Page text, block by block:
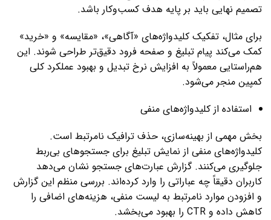
تصمیم نهایی باید بر پایه هدف کسب‌وکار باشد.
برای مثال، تفکیک کلیدواژه‌های «آگاهی»، «مقایسه» و «خرید»
کمک می‌کند پیام تبلیغ و صفحه فرود دقیق‌تر طراحی شوند. این
هم‌راستایی معمولاً به افزایش نرخ تبدیل و بهبود عملکرد کلی
کمپین منجر می‌شود.
استفاده از کلیدواژه‌های منفی
بخش مهمی از بهینه‌سازی، حذف ترافیک نامرتبط است.
کلیدواژه‌های منفی از نمایش تبلیغ برای جستجوهای بی‌ربط
جلوگیری می‌کنند. گزارش عبارت‌های جستجو نشان می‌دهد
کاربران دقیقاً چه عباراتی را وارد کرده‌اند. بررسی منظم این گزارش
و افزودن موارد نامرتبط به لیست منفی، هزینه‌های اضافی را
کاهش داده و CTR را بهبود می‌بخشد.